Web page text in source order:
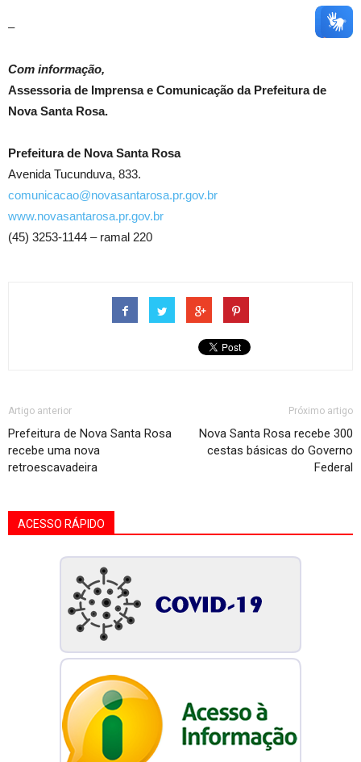
–
Com informação,
Assessoria de Imprensa e Comunicação da Prefeitura de
Nova Santa Rosa.
Prefeitura de Nova Santa Rosa
Avenida Tucunduva, 833.
comunicacao@novasantarosa.pr.gov.br
www.novasantarosa.pr.gov.br
(45) 3253-1144 – ramal 220
Artigo anterior
Prefeitura de Nova Santa Rosa
recebe uma nova
retroescavadeira
Próximo artigo
Nova Santa Rosa recebe 300
cestas básicas do Governo
Federal
ACESSO RÁPIDO